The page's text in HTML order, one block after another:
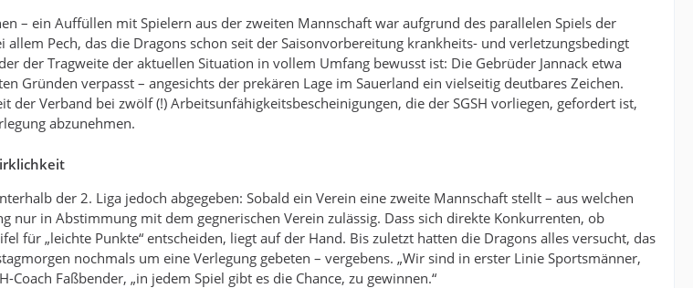
– ein Auffüllen mit Spielern aus der zweiten Mannschaft war aufgrund des parallelen Spiels der
Pech, das die Dragons schon seit der Saisonvorbereitung krankheits- und verletzungsbedingt
der Tragweite der aktuellen Situation in vollem Umfang bewusst ist: Die Gebrüder Jannack etwa
Gründen verpasst – angesichts der prekären Lage im Sauerland ein vielseitig deutbares Zeichen.
der Verband bei zwölf (!) Arbeitsunfähigkeitsbescheinigungen, die der SGSH vorliegen, gefordert ist,
abzunehmen.
der 2. Liga jedoch abgegeben: Sobald ein Verein eine zweite Mannschaft stellt – aus welchen
nur in Abstimmung mit dem gegnerischen Verein zulässig. Dass sich direkte Konkurrenten, ob
für „leichte Punkte“ entscheiden, liegt auf der Hand. Bis zuletzt hatten die Dragons alles versucht, das
nochmals um eine Verlegung gebeten – vergebens. „Wir sind in erster Linie Sportsmänner,
Coach Faßbender, „in jedem Spiel gibt es die Chance, zu gewinnen.“